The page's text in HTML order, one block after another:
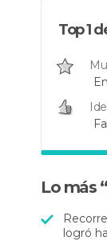
Top 1
Lo más
logró